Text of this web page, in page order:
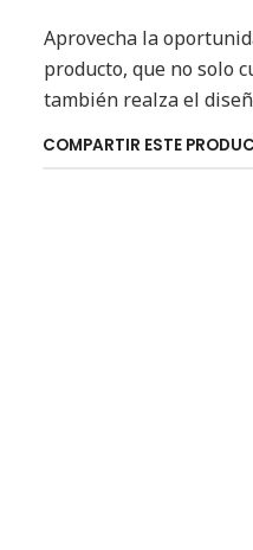
Aprovecha la
producto, que no solo
también realza el
COMPARTIR ESTE